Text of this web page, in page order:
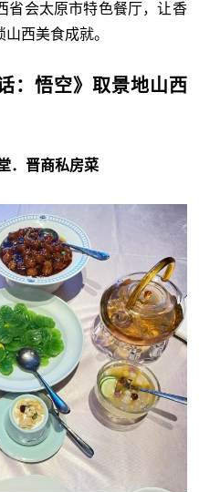
省会太原市特色餐厅，让香
西美食成就。
：悟空》取景地山西
．晋商私房菜